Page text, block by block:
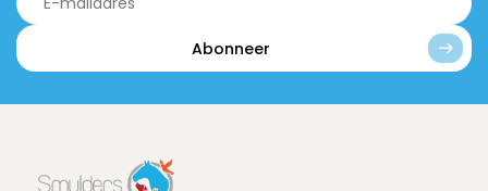
Abonneer